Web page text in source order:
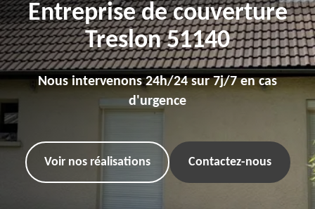
Entreprise de couverture
Treslon 51140
Nous intervenons 24h/24 sur 7j/7 en cas
d'urgence
Voir nos réalisations Contactez-nous